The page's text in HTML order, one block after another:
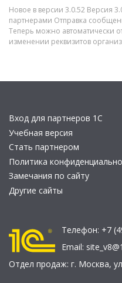
Новое в версии 3.0.52 Версия
партнерами Отправка
Теперь можно автоматически
изменении реквизитов
Вход для партнеров 1С
Учебная версия
Стать партнером
Политика
Замечания по сайту
Другие сайты
Телефон: +7
Email:
Отдел продаж: г. Москва,